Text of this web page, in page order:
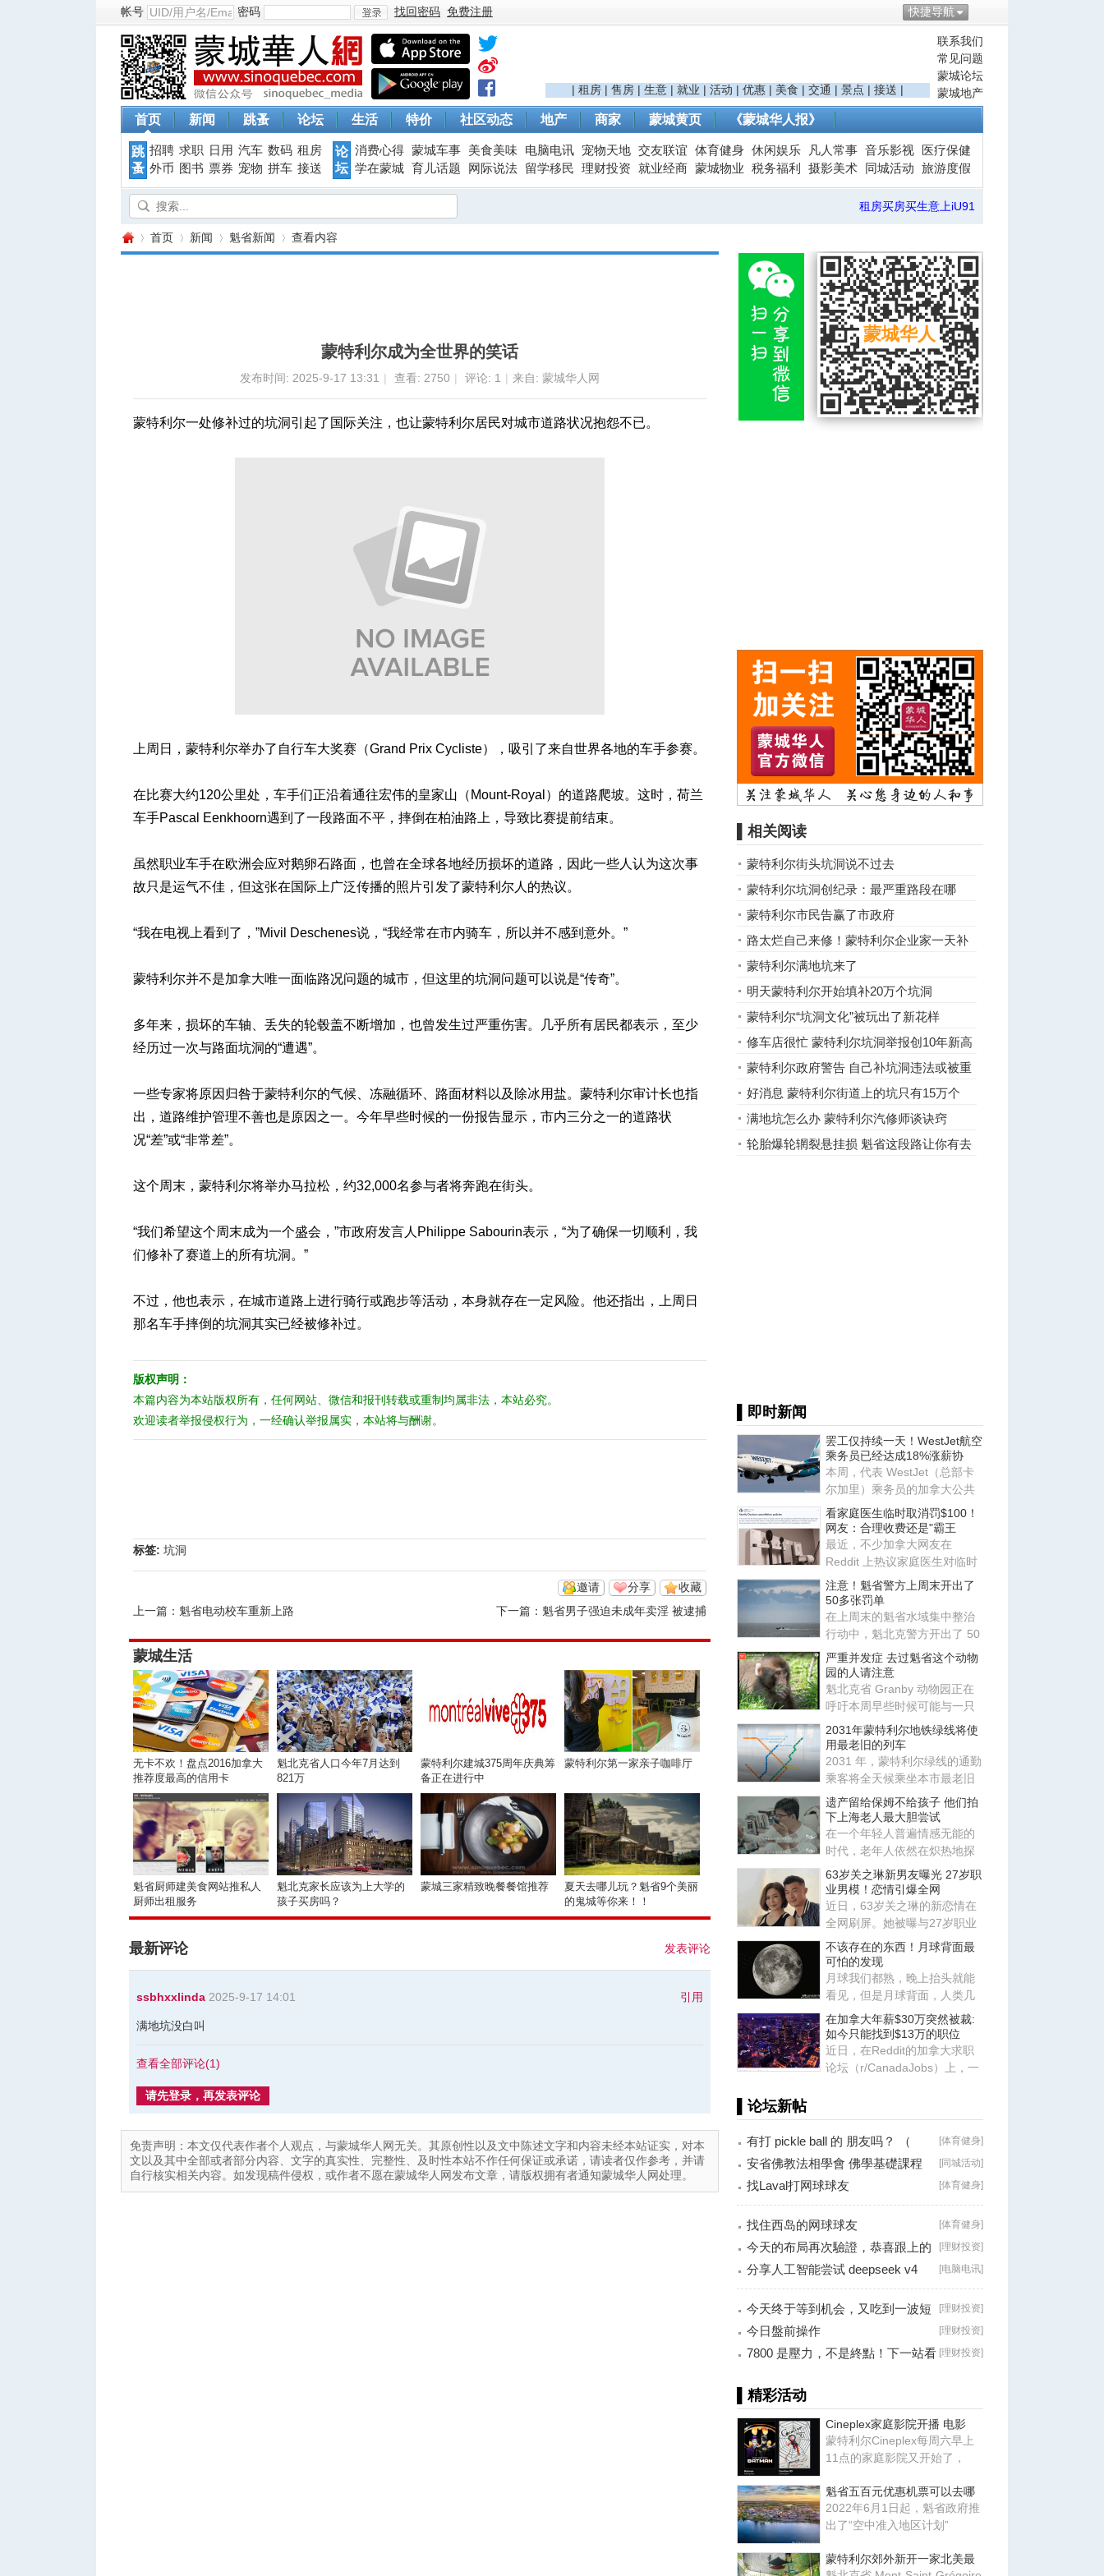
快捷导航
帐号 密码
登
录
找回密码 免费注册
联系我们
常见问题
蒙城论坛
蒙城地产
| 租房 | 售房 | 生意 | 就业 | 活动 | 优惠 | 美食 | 交通 | 景点 | 接送 |
首页 新闻 跳蚤 论坛 生活 特价 社区动态 地产 商家 蒙城黄页 《蒙城华人报》
跳
蚤
招聘 求职 日用 汽车 数码 租房
外币
图书 票券 宠物 拼车 接送
论
坛
消费心得 蒙城车事 美食美味 电脑电讯 宠物天地 交友联谊 体育健身 休闲娱乐 凡人常事 音乐影视
医疗保健
学在蒙城 育儿话题 网际说法 留学移民 理财投资 就业经商 蒙城物业 税务福利 摄影美术 同城活动 旅游度假
租房买房买生意上iU91
首页 新闻 魁省新闻 查看内容
蒙特利尔成为全世界的笑话
发布时间: 2025-9-17 13:31 | 查看: 2750 | 评论: 1 | 来自: 蒙城华人网
蒙特利尔一处修补过的坑洞引起了国际关注，也让蒙特利尔居民对城市道路状况抱怨不已。
上周日，蒙特利尔举办了自行车大奖赛（Grand Prix Cycliste），吸引了来自世界各地的车手参赛。
在比赛大约120公里处，车手们正沿着通往宏伟的皇家山（Mount-Royal）的道路爬坡。这时，荷兰
车手Pascal Eenkhoorn遇到了一段路面不平，摔倒在柏油路上，导致比赛提前结束。
虽然职业车手在欧洲会应对鹅卵石路面，也曾在全球各地经历损坏的道路，因此一些人认为这次事
故只是运气不佳，但这张在国际上广泛传播的照片引发了蒙特利尔人的热议。
“我在电视上看到了，”Mivil Deschenes说，“我经常在市内骑车，所以并不感到意外。”
蒙特利尔并不是加拿大唯一面临路况问题的城市，但这里的坑洞问题可以说是“传奇”。
多年来，损坏的车轴、丢失的轮毂盖不断增加，也曾发生过严重伤害。几乎所有居民都表示，至少
经历过一次与路面坑洞的“遭遇”。
一些专家将原因归咎于蒙特利尔的气候、冻融循环、路面材料以及除冰用盐。蒙特利尔审计长也指
出，道路维护管理不善也是原因之一。今年早些时候的一份报告显示，市内三分之一的道路状
况“差”或“非常差”。
这个周末，蒙特利尔将举办马拉松，约32,000名参与者将奔跑在街头。
“我们希望这个周末成为一个盛会，”市政府发言人Philippe Sabourin表示，“为了确保一切顺利，我
们修补了赛道上的所有坑洞。”
不过，他也表示，在城市道路上进行骑行或跑步等活动，本身就存在一定风险。他还指出，上周日
那名车手摔倒的坑洞其实已经被修补过。
版权声明：
本篇内容为本站版权所有，任何网站、微信和报刊转载或重制均属非法，本站必究。
欢迎读者举报侵权行为，一经确认举报属实，本站将与酬谢。
标签: 坑洞
收藏
分享
邀请
上一篇： 魁省电动校车重新上路 下一篇： 魁省男子强迫未成年卖淫 被逮捕
蒙城生活
无卡不欢！盘点2016加拿大
推荐度最高的信用卡
魁北克省人口今年7月达到
821万
蒙特利尔建城375周年庆典筹
备正在进行中
蒙特利尔第一家亲子咖啡厅
魁省厨师建美食网站推私人
厨师出租服务
魁北克家长应该为上大学的
孩子买房吗？
蒙城三家精致晚餐餐馆推荐
夏天去哪儿玩？魁省9个美丽
的鬼城等你来！！
发表评论
最新评论
引用
ssbhxxlinda 2025-9-17 14:01
满地坑没白叫
查看全部评论(1)
请先登录，再发表评论
免责声明：本文仅代表作者个人观点，与蒙城华人网无关。其原创性以及文中陈述文字和内容未经本站证实，对本
文以及其中全部或者部分内容、文字的真实性、完整性、及时性本站不作任何保证或承诺，请读者仅作参考，并请
自行核实相关内容。如发现稿件侵权，或作者不愿在蒙城华人网发布文章，请版权拥有者通知蒙城华人网处理。
▌相关阅读
蒙特利尔街头坑洞说不过去
蒙特利尔坑洞创纪录：最严重路段在哪
里？
蒙特利尔市民告赢了市政府
路太烂自己来修！蒙特利尔企业家一天补
上千坑洞
蒙特利尔满地坑来了
明天蒙特利尔开始填补20万个坑洞
蒙特利尔“坑洞文化”被玩出了新花样
修车店很忙 蒙特利尔坑洞举报创10年新高
蒙特利尔政府警告 自己补坑洞违法或被重
罚起诉
好消息 蒙特利尔街道上的坑只有15万个
了。。。
满地坑怎么办 蒙特利尔汽修师谈诀窍
轮胎爆轮辋裂悬挂损 魁省这段路让你有去
▌即时新闻
罢工仅持续一天！WestJet航空
乘务员已经达成18%涨薪协
本周，代表 WestJet（总部卡
尔加里）乘务员的加拿大公共
雇员工会（CUPE）公布新合约
初
看家庭医生临时取消罚$100！
网友：合理收费还是"霸王
最近，不少加拿大网友在
Reddit 上热议家庭医生对临时
取消预约收取费用，发现如今
大部
注意！魁省警方上周末开出了
50多张罚单
在上周末的魁省水域集中整治
行动中，魁北克警方开出了 50
多张罚单，并逮捕了 3 名酒
严重并发症 去过魁省这个动物
园的人请注意
魁北克省 Granby 动物园正在
呼吁本周早些时候可能与一只
日本猕猴发生过肢体接触的游
客
2031年蒙特利尔地铁绿线将使
用最老旧的列车
2031 年，蒙特利尔绿线的通勤
乘客将全天候乘坐本市最老旧
的地铁列车，因为蒙特利尔交
遗产留给保姆不给孩子 他们拍
下上海老人最大胆尝试
在一个年轻人普遍情感无能的
时代，老年人依然在炽热地探
索各种关系，他们鲜活的一面
也
63岁关之琳新男友曝光 27岁职
业男模！恋情引爆全网
近日，63岁关之琳的新恋情在
全网刷屏。她被曝与27岁职业
男模Johan相恋，两人有着惊
人
不该存在的东西！月球背面最
可怕的发现
月球我们都熟，晚上抬头就能
看见，但是月球背面，人类几
千年来从来没见过，因为月球
被
在加拿大年薪$30万突然被裁:
如今只能找到$13万的职位
近日，在Reddit的加拿大求职
论坛（r/CanadaJobs）上，一
▌论坛新帖
[体育健身]
有打 pickle ball 的 朋友吗？ （
Brossard
[同城活动]
安省佛教法相學會 佛學基礎課程
（第二十八
[体育健身]
找Laval打网球球友
[体育健身]
找住西岛的网球球友
[理财投资]
今天的布局再次驗證，恭喜跟上的
朋友！
[电脑电讯]
分享人工智能尝试 deepseek v4
falsh, 据说
[理财投资]
今天终于等到机会，又吃到一波短
线利润！
[理财投资]
今日盤前操作
[理财投资]
7800 是壓力，不是終點！下一站看
▌精彩活动
Cineplex家庭影院开播 电影
蒙特利尔Cineplex每周六早上
11点的家庭影院又开始了，
魁省五百元优惠机票可以去哪
2022年6月1日起，魁省政府推
出了“空中准入地区计划”
蒙特利尔郊外新开一家北美最